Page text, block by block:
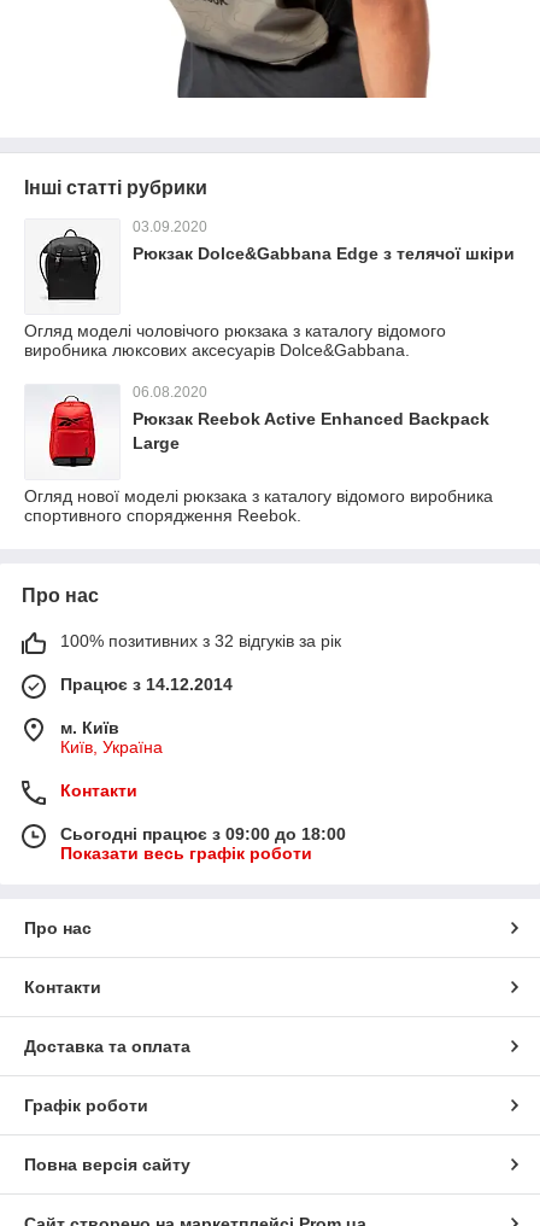
Інші статті рубрики
03.09.2020
Рюкзак Dolce&Gabbana Edge з телячої шкіри
Огляд моделі чоловічого рюкзака з каталогу відомого
виробника люксових аксесуарів Dolce&Gabbana.
06.08.2020
Рюкзак Reebok Active Enhanced Backpack
Large
Огляд нової моделі рюкзака з каталогу відомого виробника
спортивного спорядження Reebok.
Про нас
100% позитивних з 32 відгуків за рік
Працює з 14.12.2014
м. Київ
Київ, Україна
Контакти
Сьогодні працює з 09:00 до 18:00
Показати весь графік роботи
Про нас
Контакти
Доставка та оплата
Графік роботи
Повна версія сайту